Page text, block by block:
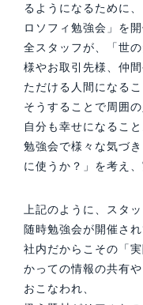
るようになるために
ロソフィ勉強会」を開
全スタッフが、「世
様やお取引先様、仲
ただける人間になるこ
そうすることで周囲
自分も幸せになること
勉強会で様々な気づ
に使うか？」を考え
上記のように、スタ
随時勉強会が開催され
社内だからこその「
かっての情報の共有
おこなわれ、